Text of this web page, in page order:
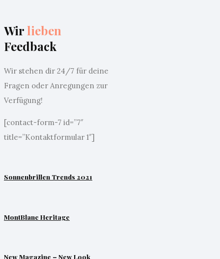
Wirlieben
Feedback
Wir stehen dir 24/7 für deine
Fragen oder Anregungen zur
Verfügung!
[contact-form-7 id=”7″
title=”Kontaktformular 1″]
Sonnenbrillen Trends 2021
MontBlanc Heritage
New Magazine – New Look